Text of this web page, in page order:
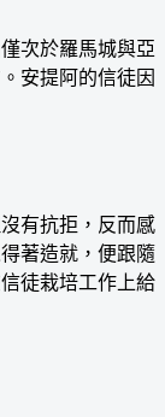
次於羅馬城與亞
安提阿的信徒因
有抗拒，反而感
著造就，便跟隨
徒栽培工作上給